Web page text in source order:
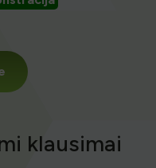
klausimai